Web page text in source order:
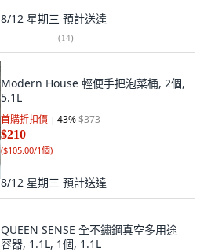
8/12 星期三 預計送達
(14)
Modern House 輕便手把泡菜桶, 2個,
5.1L
首購折扣價 43%$373
$210
($105.00/1個)
8/12 星期三 預計送達
QUEEN SENSE 全不鏽鋼真空多用途
容器, 1.1L, 1個, 1.1L